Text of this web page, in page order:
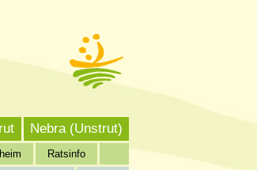
Ratsinfo
Nebra (Unstrut)